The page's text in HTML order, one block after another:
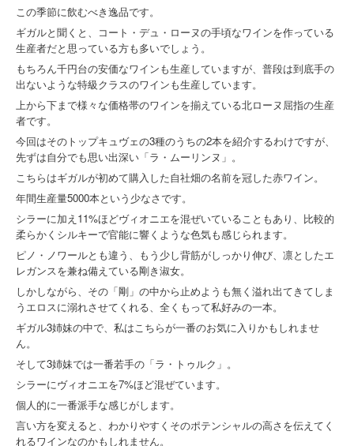
この季節に飲むべき逸品です。
ギガルと聞くと、コート・デュ・ローヌの手頃なワインを作っている
生産者だと思っている方も多いでしょう。
もちろん千円台の安価なワインも生産していますが、普段は到底手の
出ないような特級クラスのワインも生産しています。
上から下まで様々な価格帯のワインを揃えている北ローヌ屈指の生産
者です。
今回はそのトップキュヴェの3種のうちの2本を紹介するわけですが、
先ずは自分でも思い出深い「ラ・ムーリンヌ」。
こちらはギガルが初めて購入した自社畑の名前を冠した赤ワイン。
年間生産量5000本という少なさです。
シラーに加え11%ほどヴィオニエを混ぜいていることもあり、比較的
柔らかくシルキーで官能に響くような色気も感じられます。
ピノ・ノワールとも違う、もう少し背筋がしっかり伸び、凛としたエ
レガンスを兼ね備えている剛き淑女。
しかしながら、その「剛」の中から止めようも無く溢れ出てきてしま
うエロスに溺れさせてくれる、全くもって私好みの一本。
ギガル3姉妹の中で、私はこちらが一番のお気に入りかもしれませ
ん。
そして3姉妹では一番若手の「ラ・トゥルク」。
シラーにヴィオニエを7%ほど混ぜています。
個人的に一番派手な感じがします。
言い方を変えると、わかりやすくそのポテンシャルの高さを伝えてく
れるワインなのかもしれません。